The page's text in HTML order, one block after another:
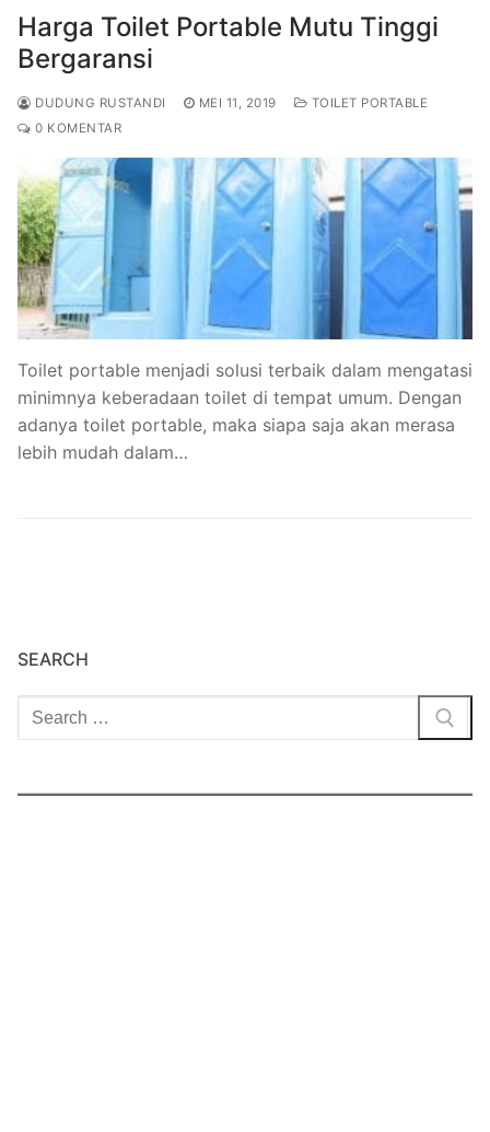
Harga Toilet Portable Mutu Tinggi
Bergaransi
DUDUNG RUSTANDI MEI 11, 2019
TOILET PORTABLE
0 KOMENTAR
Toilet portable menjadi solusi terbaik dalam mengatasi
minimnya keberadaan toilet di tempat umum. Dengan
adanya toilet portable, maka siapa saja akan merasa
lebih mudah dalam…
SEARCH
Cari: